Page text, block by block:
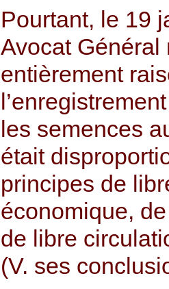
Pourtant, le 19
Avocat Général
entièrement
les semences
était
principes de
économique,
de libre
(V. ses